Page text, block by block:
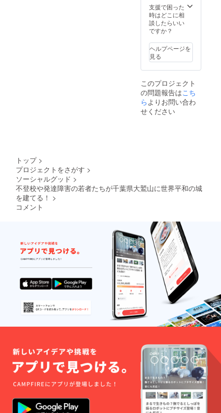
ターミ
ナル
交
通
支援者
様負担
（詳
細は6月
メール
にてご
連絡い
たしま
す） ◉
※開催日
程：未
開
催場
所：東
京都内
交
通
費 ：
支援者
様負担
（詳
細は6月
中に、
メール
にてご
たしま
す）
備考欄
にご希
望のお
名前を
くださ
い ◉
「大鷲
城」建
バーと
して一
緒に作
業がで
きる権
所：千
葉県君
交
通
費 ：
支援者
様負担
（詳
細は6月
中に、
メール
にてご
連絡い
たしま
す） ◉
翔和学
業参観
ができ
る権
（運動
会に招
待）
※開催日
程：未
定（6月
支援で困った
時はどこに相
談したらいい
ですか？
ヘルプページを
見る
このプロジェクト
の問題報告はこち
ら よりお問い合わ
せください
トップ >
プロジェクトをさがす >
ソーシャルグッド >
不登校や発達障害の若者たちが千葉県大鷲山に世界平和の城
を建てる！ >
コメント